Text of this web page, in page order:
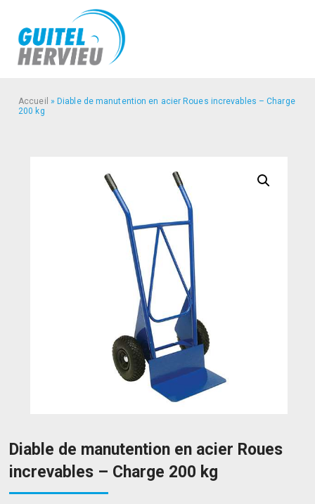
Accueil » Diable de manutention en acier Roues increvables – Charge
200 kg
Diable de manutention en acier Roues
increvables – Charge 200 kg